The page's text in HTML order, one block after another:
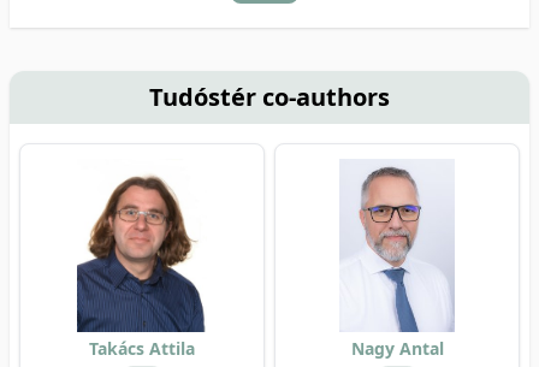
Tudóstér co-authors
Takács Attila Nagy Antal